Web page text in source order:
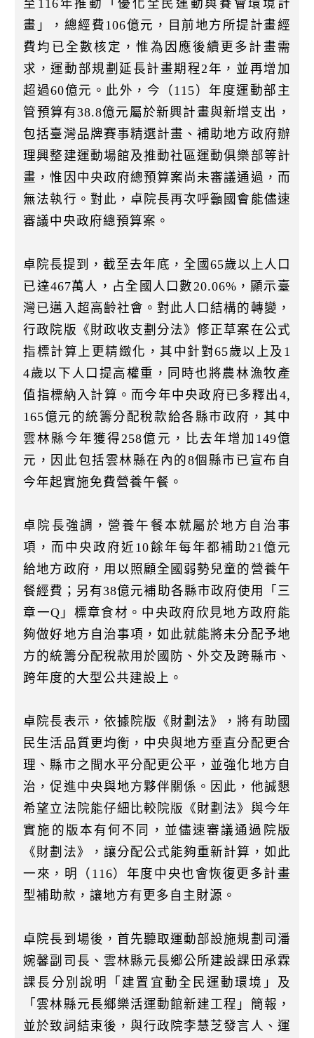
至116年推動「優化全民運動與賽會環境計
畫」，總經費106億元，目前地方所提計畫經
費均已全數核定，惟為因應後續更多計畫需
求，運動部規劃延長計畫期程2年，並再增加
超過60億元。此外，今（115）年度運動部主
管預算有38.8億元屬於新興計畫與新增支出，
包括臺灣品牌賽事精選計畫、補助地方政府辦
理興整建運動場館及推動社區運動俱樂部等計
畫，惟因中央政府總預算案尚未審議通過，而
無法執行。對此，卓院長再次呼籲國會能儘速
審議中央政府總預算案。
卓院長提到，截至去年底，全國65歲以上人口
已達467萬人，占全國人口數20.06%，顯示臺
灣已邁入超高齡社會。對此人口結構的轉變，
行政院版《財政收支劃分法》修正草案在公式
指標計算上更精緻化，其中針對65歲以上及1
4歲以下人口提高權重，同時也將農林漁牧產
值指標納入計算。而今年中央政府已多釋出4,
165億元的統籌分配稅款給各縣市政府，其中
雲林縣今年獲得258億元，比去年增加149億
元，因此包括雲林縣在內的8個縣市已宣布自
今年起實施免費營養午餐。
卓院長強調，營養午餐本就屬於地方自治事
項，而中央政府近10餘年每年都補助21億元
給地方政府，用以照顧全國弱勢兒童的營養午
餐經費；另有38億元補助各縣市政府使用「三
章一Q」標章食材。中央政府欣見地方政府能
夠做好地方自治事項，如此就能將未分配予地
方的統籌分配稅款用於國防、外交及跨縣市、
跨年度的大型公共建設上。
卓院長表示，依據院版《財劃法》，將有助國
民生活品質更均衡，中央與地方垂直分配更合
理、縣市之間水平分配更公平，並強化地方自
治，促進中央與地方夥伴關係。因此，他誠懇
希望立法院能仔細比較院版《財劃法》與今年
實施的版本有何不同，並儘速審議通過院版
《財劃法》，讓分配公式能夠重新計算，如此
一來，明（116）年度中央也會恢復更多計畫
型補助款，讓地方有更多自主財源。
卓院長到場後，首先聽取運動部設施規劃司潘
婉馨副司長、雲林縣元長鄉公所建設課田承霖
課長分別說明「建置宜動全民運動環境」及
「雲林縣元長鄉樂活運動館新建工程」簡報，
並於致詞結束後，與行政院李慧芝發言人、運